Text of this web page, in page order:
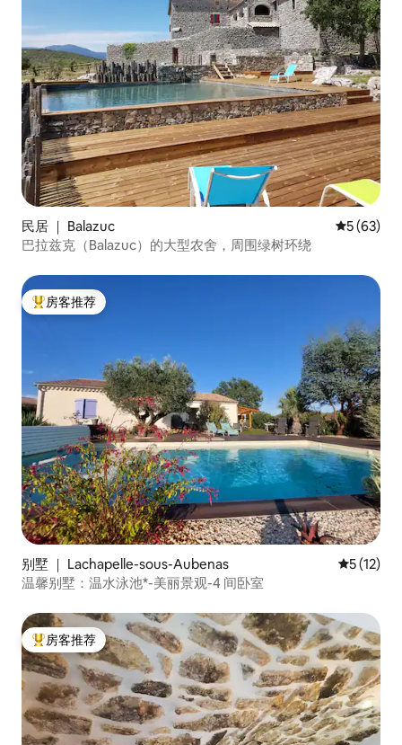
民居 ｜ Balazuc 平均评分
5 (63)
巴拉兹克（Balazuc）的大型农舍，周围绿树环绕
热门「房客推荐」
房客推荐
别墅 ｜ Lachapelle-sous-Aubenas 平均评分
5 (12)
温馨别墅：温水泳池*-美丽景观-4 间卧室
热门「房客推荐」
房客推荐